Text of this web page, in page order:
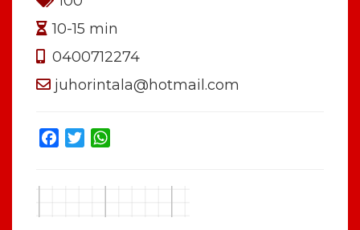
10-15 min
0400712274
juhorintala@hotmail.com
Facebook
Twitter